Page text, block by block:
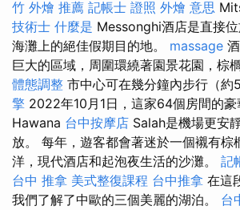
竹 外燴 推薦 記帳士 證照 外燴 意思
技術士 什麼是 Messonghi酒店是直接
海灘上的絕佳假期目的地。 massage
巨大的區域，周圍環繞著園景花園，棕
體態調整 市中心可在幾分鐘內步行（約
擎 2022年10月1日，這家64個房間的
Hawana 台中按摩店 Salah是機場更安
放。 每年，遊客都會著迷於一個襯有棕
洋，現代酒店和起泡夜生活的沙灘。 記
台中 推拿 美式整復課程 台中推拿 在這
我們了解了中歐的三個美麗的湖泊。 台